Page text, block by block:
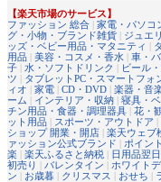
【楽天市場のサービス】
ファッション 総合 | 家電・パソコ
グ・小物・ブランド雑貨 | ジュエ
ッズ・ベビー用品・マタニティ |
用品 | 美容・コスメ・香水 | 車・
子 | 水・ソフトドリンク | ビール
ツ | タブレットPC・スマートフォ
ィオ | 家電 | CD・DVD | 楽器・音
ーム | インテリア・収納 | 寝具・
チン用品・食器・調理器具 | 花・
ット用品 | スポーツ・アウトドア |
ショップ 開業・開店 | 楽天ウェブ
ァッション公式ブランド | ポイン
楽 | 楽天ふるさと納税 | 日用品翌
初売り | バレンタイン | ホワイト
ン | お歳暮 | クリスマス | おせち |